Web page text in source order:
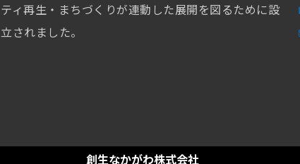
ティ再生・まちづくりが連動した展開を図るために設
立されました。
創生なかがわ株式会社